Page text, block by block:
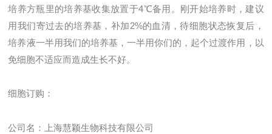
培养方瓶里的培养基收集放置于4℃备用。刚开始培养时，建议
用我们寄过去的培养基，补加2%的血清，待细胞状态恢复后，
培养液一半用我们的培养基，一半用你们的，起个过渡作用，以
免细胞不适应而造成生长不好。
细胞订购：
公司名：上海慧颖生物科技有限公司